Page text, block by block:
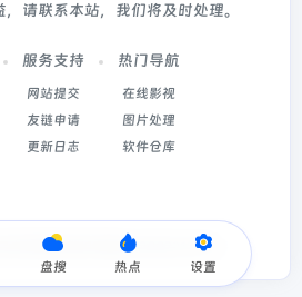
盘搜 热点 设置
请联系本站，我们将及时处理。
服务支持
网站提交
友链申请
更新日志
热门导航
在线影视
图片处理
软件仓库
星书签导航 冀ICP备2022003214号-5